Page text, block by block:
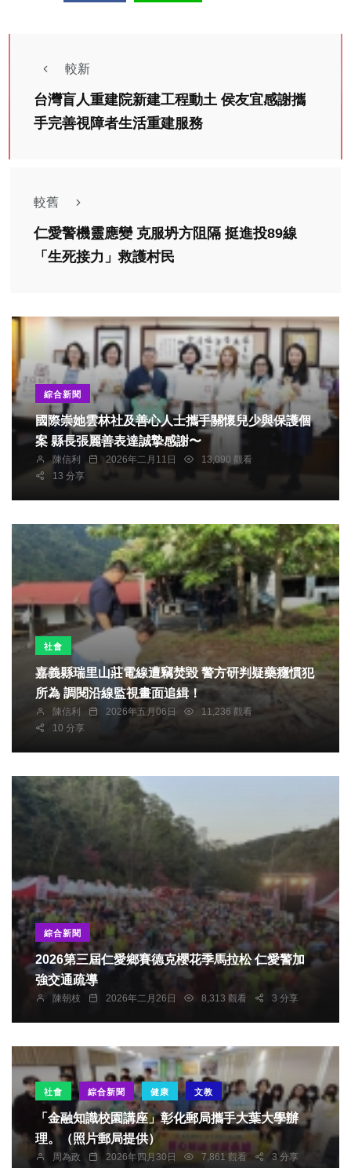
較新
台灣盲人重建院新建工程動土 侯友宜感謝攜
手完善視障者生活重建服務
較舊
仁愛警機靈應變 克服坍方阻隔 挺進投89線
「生死接力」救護村民
綜合新聞
國際崇她雲林社及善心人士攜手關懷兒少與保護個
案 縣長張麗善表達誠摯感謝〜
陳信利 2026年二月11日
13,090 觀看
13 分享
社會
嘉義縣瑞里山莊電線遭竊焚毀 警方研判疑藥癮慣犯
所為 調閱沿線監視畫面追緝！
陳信利 2026年五月06日
11,236 觀看
10 分享
綜合新聞
2026第三屆仁愛鄉賽德克櫻花季馬拉松 仁愛警加
強交通疏導
陳朝枝 2026年二月26日 8,313 觀看 3 分享
社會 綜合新聞 健康 文教
「金融知識校園講座」彰化郵局攜手大葉大學辦
理。（照片郵局提供）
周為政 2026年四月30日 7,861 觀看 3 分享